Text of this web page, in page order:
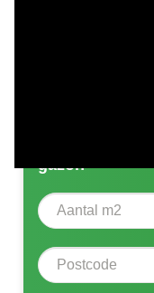
gazon
Aantal
Voer het
Postcode